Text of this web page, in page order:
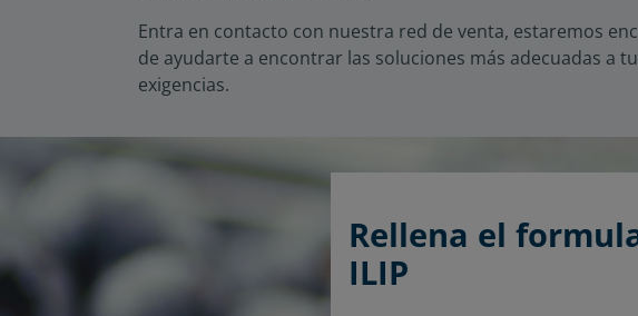
Entra en contacto con nuestra red de venta, estaremos
de ayudarte a encontrar las soluciones más adecuadas a
exigencias.
Rellena el
ILIP